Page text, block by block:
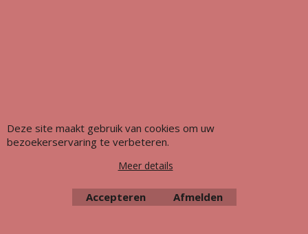
Meubeluniek's Meubelrestauratieshop: Met glans de beste!!
Deze site maakt gebruik van cookies om uw
bezoekerservaring te verbeteren.
Meer details
Accepteren Afmelden